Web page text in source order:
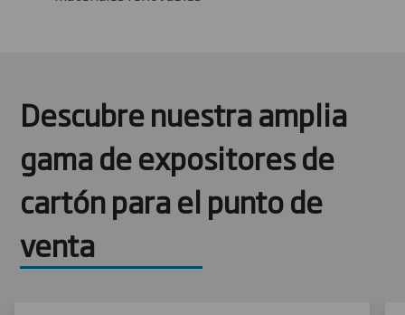
Descubre nuestra amplia
gama de expositores de
cartón para el punto de
venta